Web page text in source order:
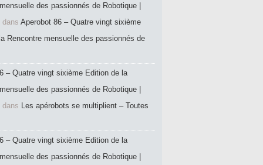
des passionnés de Robotique |
dans Aperobot 86 – Quatre vingt sixième
Rencontre mensuelle des passionnés de
– Quatre vingt sixième Edition de la
des passionnés de Robotique |
dans Les apérobots se multiplient – Toutes
– Quatre vingt sixième Edition de la
des passionnés de Robotique |